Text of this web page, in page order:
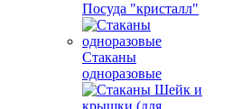
Посуда "кристалл"
Стаканы
одноразовые